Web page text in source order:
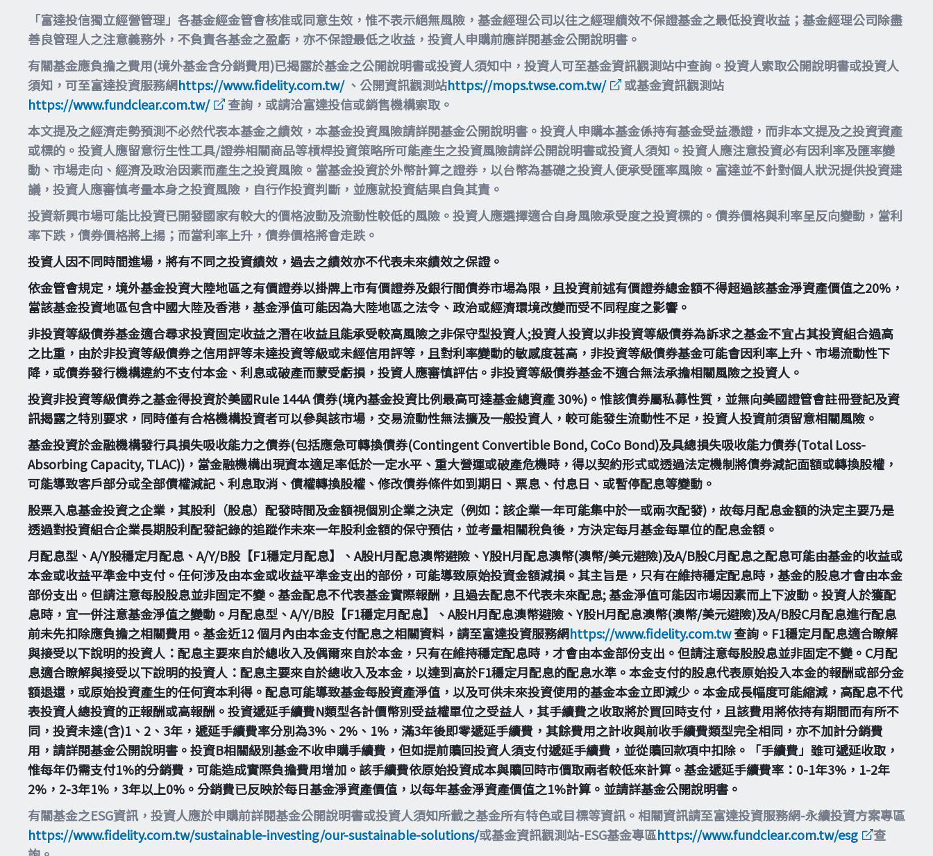
「富達投信獨立經營管理」各基金經金管會核准或同意生效，惟不表示絕無風險，基金經理公司以往之經理績效不保證基金之最低投資收益；基金經理公司除盡
善良管理人之注意義務外，不負責各基金之盈虧，亦不保證最低之收益，投資人申購前應詳閱基金公開說明書。
有關基金應負擔之費用(境外基金含分銷費用)已揭露於基金之公開說明書或投資人須知中，投資人可至基金資訊觀測站中查詢。投資人索取公開說明書或投資人
須知，可至富達投資服務網https://www.fidelity.com.tw/、公開資訊觀測站https://mops.twse.com.tw/
或基金資訊觀測站
https://www.fundclear.com.tw/
查詢，或請洽富達投信或銷售機構索取。
本文提及之經濟走勢預測不必然代表本基金之績效，本基金投資風險請詳閱基金公開說明書。投資人申購本基金係持有基金受益憑證，而非本文提及之投資資產
或標的。投資人應留意衍生性工具/證券相關商品等槓桿投資策略所可能產生之投資風險請詳公開說明書或投資人須知。投資人應注意投資必有因利率及匯率變
動、市場走向、經濟及政治因素而產生之投資風險。當基金投資於外幣計算之證券，以台幣為基礎之投資人便承受匯率風險。富達並不針對個人狀況提供投資建
議，投資人應審慎考量本身之投資風險，自行作投資判斷，並應就投資結果自負其責。
投資新興市場可能比投資已開發國家有較大的價格波動及流動性較低的風險。投資人應選擇適合自身風險承受度之投資標的。債券價格與利率呈反向變動，當利
率下跌，債券價格將上揚；而當利率上升，債券價格將會走跌。
投資人因不同時間進場，將有不同之投資績效，過去之績效亦不代表未來績效之保證。
依金管會規定，境外基金投資大陸地區之有價證券以掛牌上市有價證券及銀行間債券市場為限，且投資前述有價證券總金額不得超過該基金淨資產價值之20%，
當該基金投資地區包含中國大陸及香港，基金淨值可能因為大陸地區之法令、政治或經濟環境改變而受不同程度之影響。
非投資等級債券基金適合尋求投資固定收益之潛在收益且能承受較高風險之非保守型投資人;投資人投資以非投資等級債券為訴求之基金不宜占其投資組合過高
之比重，由於非投資等級債券之信用評等未達投資等級或未經信用評等，且對利率變動的敏感度甚高，非投資等級債券基金可能會因利率上升、市場流動性下
降，或債券發行機構違約不支付本金、利息或破產而蒙受虧損，投資人應審慎評估。非投資等級債券基金不適合無法承擔相關風險之投資人。
投資非投資等級債券之基金得投資於美國Rule 144A 債券(境內基金投資比例最高可達基金總資產 30%)。惟該債券屬私募性質，並無向美國證管會註冊登記及資
訊揭露之特別要求，同時僅有合格機構投資者可以參與該市場，交易流動性無法擴及一般投資人，較可能發生流動性不足，投資人投資前須留意相關風險。
基金投資於金融機構發行具損失吸收能力之債券(包括應急可轉換債券(Contingent Convertible Bond, CoCo Bond)及具總損失吸收能力債券(Total Loss-
Absorbing Capacity, TLAC))，當金融機構出現資本適足率低於一定水平、重大營運或破產危機時，得以契約形式或透過法定機制將債券減記面額或轉換股權，
可能導致客戶部分或全部債權減記、利息取消、債權轉換股權、修改債券條件如到期日、票息、付息日、或暫停配息等變動。
股票入息基金投資之企業，其股利（股息）配發時間及金額視個別企業之決定（例如：該企業一年可能集中於一或兩次配發)，故每月配息金額的決定主要乃是
透過對投資組合企業長期股利配發記錄的追蹤作未來一年股利金額的保守預估，並考量相關稅負後，方決定每月基金每單位的配息金額。
月配息型、A/Y股穩定月配息、A/Y/B股【F1穩定月配息】、A股H月配息澳幣避險、Y股H月配息澳幣(澳幣/美元避險)及A/B股C月配息之配息可能由基金的收益或
本金或收益平準金中支付。任何涉及由本金或收益平準金支出的部份，可能導致原始投資金額減損。其主旨是，只有在維持穩定配息時，基金的股息才會由本金
部份支出。但請注意每股股息並非固定不變。基金配息不代表基金實際報酬，且過去配息不代表未來配息; 基金淨值可能因市場因素而上下波動。投資人於獲配
息時，宜一併注意基金淨值之變動。月配息型、A/Y/B股【F1穩定月配息】、A股H月配息澳幣避險、Y股H月配息澳幣(澳幣/美元避險)及A/B股C月配息進行配息
前未先扣除應負擔之相關費用。基金近12 個月內由本金支付配息之相關資料，請至富達投資服務網https://www.fidelity.com.tw查詢。F1穩定月配息適合瞭解
與接受以下說明的投資人：配息主要來自於總收入及偶爾來自於本金，只有在維持穩定配息時，才會由本金部份支出。但請注意每股股息並非固定不變。C月配
息適合瞭解與接受以下說明的投資人：配息主要來自於總收入及本金，以達到高於F1穩定月配息的配息水準。本金支付的股息代表原始投入本金的報酬或部分金
額退還，或原始投資產生的任何資本利得。配息可能導致基金每股資產淨值，以及可供未來投資使用的基金本金立即減少。本金成長幅度可能縮減，高配息不代
表投資人總投資的正報酬或高報酬。投資遞延手續費N類型各計價幣別受益權單位之受益人，其手續費之收取將於買回時支付，且該費用將依持有期間而有所不
同，投資未達(含)1、2、3年，遞延手續費率分別為3%、2%、1%，滿3年後即零遞延手續費，其餘費用之計收與前收手續費類型完全相同，亦不加計分銷費
用，請詳閱基金公開說明書。投資B相關級別基金不收申購手續費，但如提前贖回投資人須支付遞延手續費，並從贖回款項中扣除。「手續費」雖可遞延收取，
惟每年仍需支付1%的分銷費，可能造成實際負擔費用增加。該手續費依原始投資成本與贖回時市價取兩者較低來計算。基金遞延手續費率：0-1年3%，1-2年
2%，2-3年1%，3年以上0%。分銷費已反映於每日基金淨資產價值，以每年基金淨資產價值之1%計算。並請詳基金公開說明書。
有關基金之ESG資訊，投資人應於申購前詳閱基金公開說明書或投資人須知所載之基金所有特色或目標等資訊。相關資訊請至富達投資服務網-永續投資方案專區
https://www.fidelity.com.tw/sustainable-investing/our-sustainable-solutions/或基金資訊觀測站-ESG基金專區https://www.fundclear.com.tw/esg
查